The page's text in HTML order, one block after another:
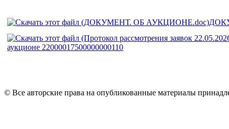
аукционе 22000017500000000110
© Все авторские права на опубликованные материалы